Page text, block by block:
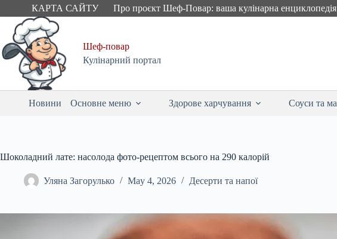
to
content
КАРТА САЙТУ Про проєкт Шеф-Повар: ваша кулінарна енциклопедія
Шеф-повар
Кулінарний портал
Новини Основне меню Здорове харчування Соуси та
Шоколадний лате: насолода фото-рецептом всього на 290 калорій
Уляна Загорулько May 4, 2026 Десерти та напої